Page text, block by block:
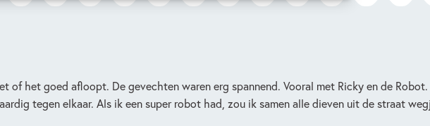
of het goed afloopt. De gevechten waren erg spannend. Vooral met Ricky en de
tegen elkaar. Als ik een super robot had, zou ik samen alle dieven uit de straat